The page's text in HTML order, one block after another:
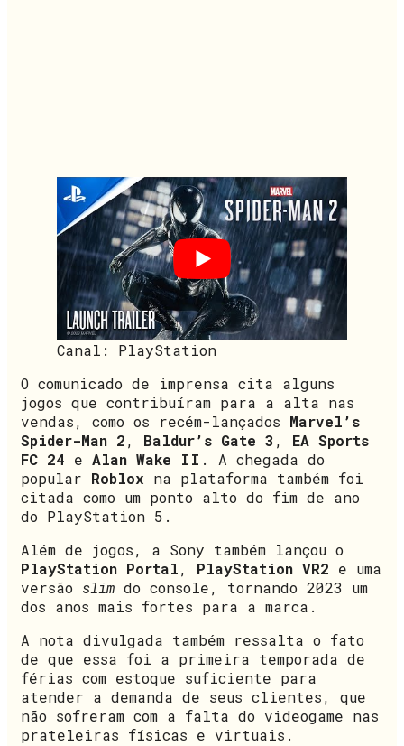
Canal: PlayStation
O comunicado de imprensa cita alguns
jogos que contribuíram para a alta nas
vendas, como os recém-lançados Marvel’s
Spider-Man 2, Baldur’s Gate 3, EA Sports
FC 24 e Alan Wake II . A chegada do
popular Roblox na plataforma também foi
citada como um ponto alto do fim de ano
do PlayStation 5.
Além de jogos, a Sony também lançou o
PlayStation Portal, PlayStation VR2 e uma
versão slim do console, tornando 2023 um
dos anos mais fortes para a marca.
A nota divulgada também ressalta o fato
de que essa foi a primeira temporada de
férias com estoque suficiente para
atender a demanda de seus clientes, que
não sofreram com a falta do videogame nas
prateleiras físicas e virtuais.